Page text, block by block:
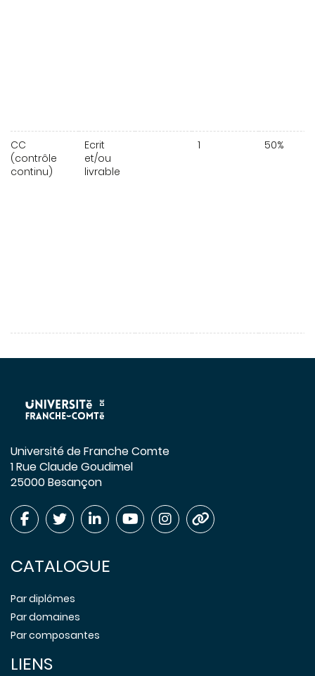
CC
(contrôle
continu)
Ecrit
et/ou
livrable
1 50%
Université de Franche Comte
1 Rue Claude Goudimel
25000 Besançon
CATALOGUE
Par diplômes
Par domaines
Par composantes
LIENS